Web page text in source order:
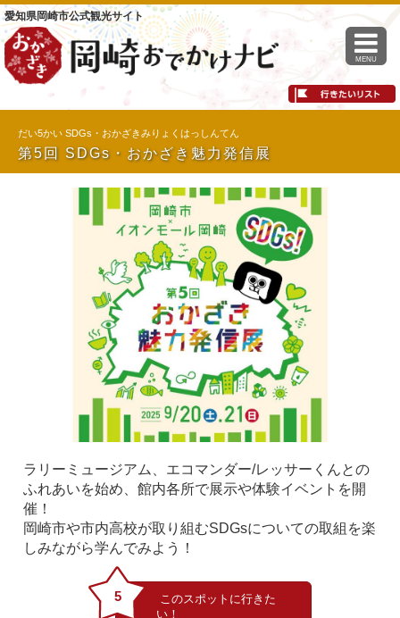
愛知県岡崎市公式観光サイト
MENU
だい5かい SDGs・おかざきみりょくはっしんてん
第5回 SDGs・おかざき魅力発信展
ラリーミュージアム、エコマンダー/レッサーくんとの
ふれあいを始め、館内各所で展示や体験イベントを開
催！
岡崎市や市内高校が取り組むSDGsについての取組を楽
しみながら学んでみよう！
5